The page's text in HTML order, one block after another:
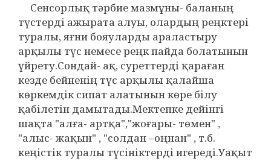
Сенсорлық тәрбие мазмұны- баланың
түстерді ажырата алуы, олардың реңктері
туралы, яғни бояуларды араластыру
арқылы түс немесе реңк пайда болатынын
үйрету.Сондай- ақ, суреттерді қараған
кезде бейненің түс арқылы қалайша
көркемдік сипат алатынын көре білу
қабілетін дамытады.Мектепке дейінгі
шақта "алға- артқа","жоғары- төмен" ,
"алыс- жақын" , "солдан –оңнан" , т.б.
кеңістік туралы түсініктерді игереді.Уақыт